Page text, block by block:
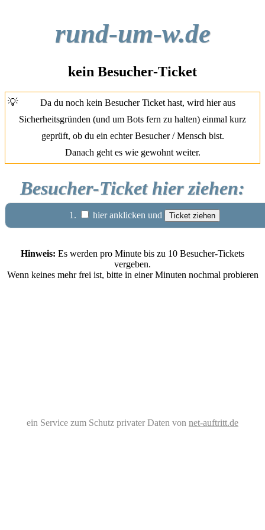
rund-um-w.de
kein Besucher-Ticket
💡
Da du noch kein Besucher Ticket hast, wird hier aus
Sicherheitsgründen (und um Bots fern zu halten) einmal kurz
geprüft, ob du ein echter Besucher / Mensch bist.
Danach geht es wie gewohnt weiter.
Besucher-Ticket hier ziehen:
1. hier anklicken und
Hinweis: Es werden pro Minute bis zu 10 Besucher-Tickets
vergeben.
Wenn keines mehr frei ist, bitte in einer Minuten nochmal probieren
ein Service zum Schutz privater Daten von net-auftritt.de